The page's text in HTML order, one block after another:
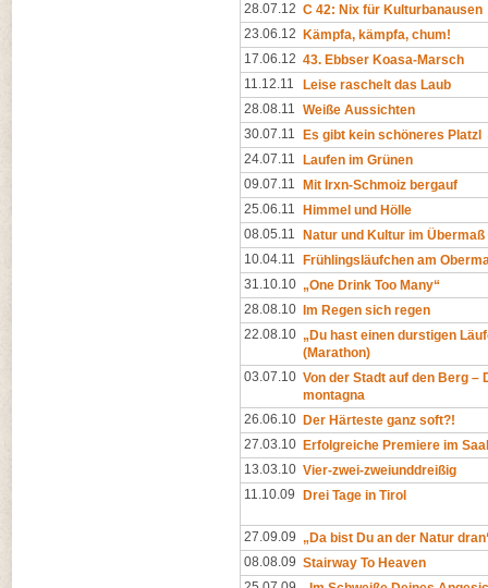
28.07.12 C 42: Nix für Kulturbanausen
23.06.12
Kämpfa, kämpfa, chum!
17.06.12 43. Ebbser Koasa-Marsch
11.12.11
Leise raschelt das Laub
28.08.11 Weiße Aussichten
30.07.11
Es gibt kein schöneres Platzl
24.07.11
Laufen im Grünen
09.07.11
Mit Irxn-Schmoiz bergauf
25.06.11
Himmel und Hölle
08.05.11
Natur und Kultur im Übermaß
10.04.11
Frühlingsläufchen am
31.10.10 „One Drink Too Many“
28.08.10
Im Regen sich regen
22.08.10 „Du hast einen durstigen
(Marathon)
03.07.10 Von der Stadt auf den Berg –
montagna
26.06.10 Der Härteste ganz soft?!
27.03.10 Erfolgreiche Premiere im
13.03.10 Vier-zwei-zweiunddreißig
11.10.09
Drei Tage in Tirol
27.09.09 „Da bist Du an der Natur
08.08.09 Stairway To Heaven